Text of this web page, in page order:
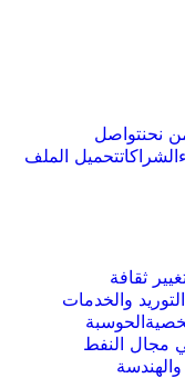
نحنتواصل
الشراكاتتحميل الملف
ثقافة
والخدمات
الحوسبة
مجال النفط
والهندسة